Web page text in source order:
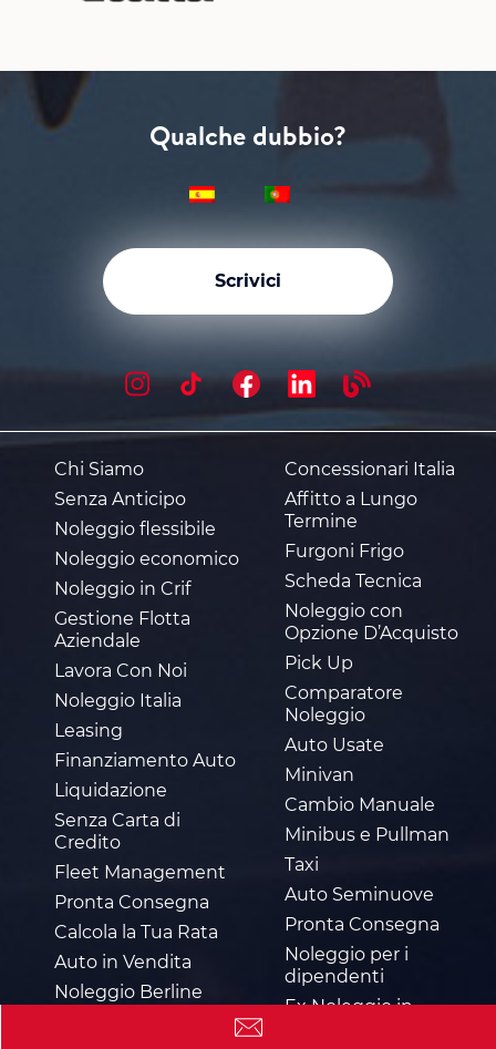
Qualche dubbio?
Scrivici
Chi Siamo
Senza Anticipo
Noleggio flessibile
Noleggio economico
Noleggio in Crif
Gestione Flotta
Aziendale
Lavora Con Noi
Noleggio Italia
Leasing
Finanziamento Auto
Liquidazione
Senza Carta di
Credito
Fleet Management
Pronta Consegna
Calcola la Tua Rata
Auto in Vendita
Noleggio Berline
Concessionari Italia
Affitto a Lungo
Termine
Furgoni Frigo
Scheda Tecnica
Noleggio con
Opzione D’Acquisto
Pick Up
Comparatore
Noleggio
Auto Usate
Minivan
Cambio Manuale
Minibus e Pullman
Taxi
Auto Seminuove
Pronta Consegna
Noleggio per i
dipendenti
Ex Noleggio in